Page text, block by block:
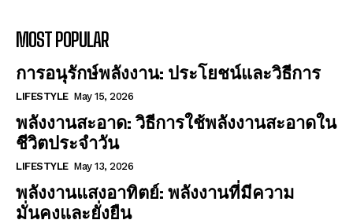
MOST POPULAR
การอนุรักษ์พลังงาน: ประโยชน์และวิธีการ
LIFESTYLE May 15, 2026
พลังงานสะอาด: วิธีการใช้พลังงานสะอาดใน
ชีวิตประจำวัน
LIFESTYLE May 13, 2026
พลังงานแสงอาทิตย์: พลังงานที่มีความ
มั่นคงและยั่งยืน